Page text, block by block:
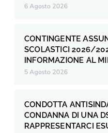
6 Agosto 2026
CONTINGENTE
SCOLASTICI 2026/
INFORMAZIONE AL
5 Agosto 2026
CONDOTTA
CONDANNA DI UNA
RAPPRESENTARCI